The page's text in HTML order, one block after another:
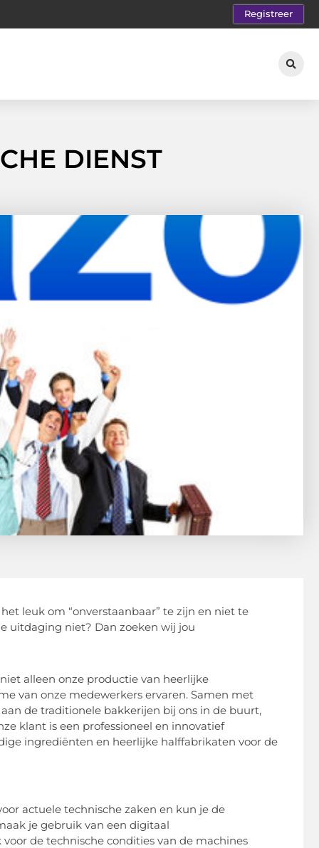
Registreer
DIENST
leuk om “onverstaanbaar” te zijn en niet te
uitdaging niet? Dan zoeken wij jou
alleen onze productie van heerlijke
van onze medewerkers ervaren. Samen met
de traditionele bakkerijen bij ons in de buurt,
klant is een professioneel en innovatief
ingrediënten en heerlijke halffabrikaten voor de
actuele technische zaken en kun je de
je gebruik van een digitaal
de technische condities van de machines